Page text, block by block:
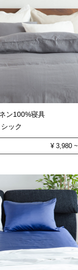
ン100%寝具
ック
¥ 3,980~